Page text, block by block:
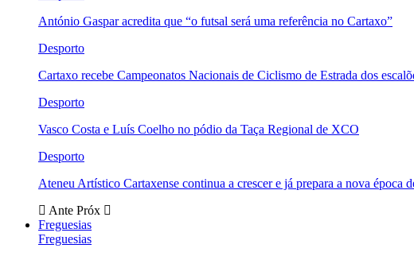
António Gaspar acredita que “o futsal será uma referência no Cartaxo”
Desporto
Cartaxo recebe Campeonatos Nacionais de Ciclismo de Estrada dos
Desporto
Vasco Costa e Luís Coelho no pódio da Taça Regional de XCO
Desporto
Ateneu Artístico Cartaxense continua a crescer e já prepara a nova época
Ante Próx
Freguesias
Freguesias